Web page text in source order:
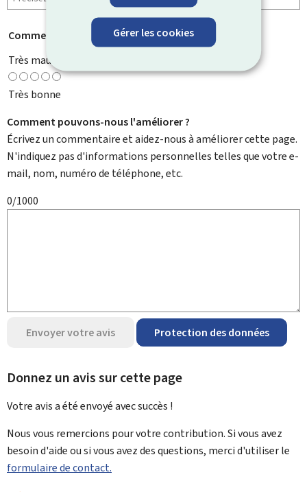
Gérer les cookies
Comment évaluez-vous cette page ? *
Très mauvaise
Très bonne
Comment pouvons-nous l'améliorer ?
Écrivez un commentaire et aidez-nous à améliorer cette page.
N'indiquez pas d'informations personnelles telles que votre e-
mail, nom, numéro de téléphone, etc.
0/1000
Envoyer votre avis Protection des données
Donnez un avis sur cette page
Votre avis a été envoyé avecsuccès !
Nous vous remercions pour votre contribution. Si vous avez
besoin d'aide ou si vous avez des questions, merci d'utiliser le
formulaire de contact.